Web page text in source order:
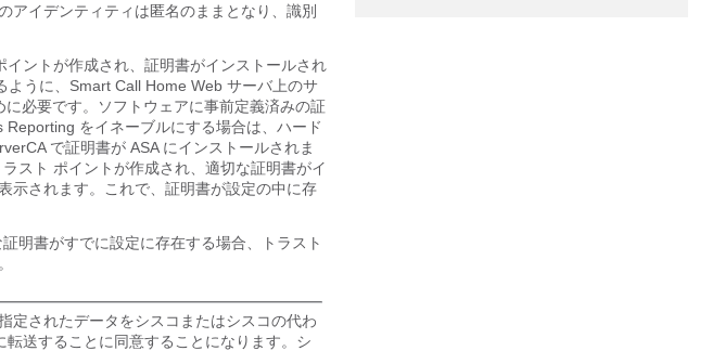
アイデンティティは匿名のままとなり、識別
ントが作成され、証明書がインストールされ
ように、Smart Call Home Web サーバ上のサ
必要です。ソフトウェアに事前定義済みの証
をイネーブルにする場合は、ハード
で証明書が ASA にインストールされま
スト ポイントが作成され、適切な証明書がイ
示されます。これで、証明書が設定の中に存
明書がすでに設定に存在する場合、トラスト
定されたデータをシスコまたはシスコの代わ
送することに同意することになります。シ